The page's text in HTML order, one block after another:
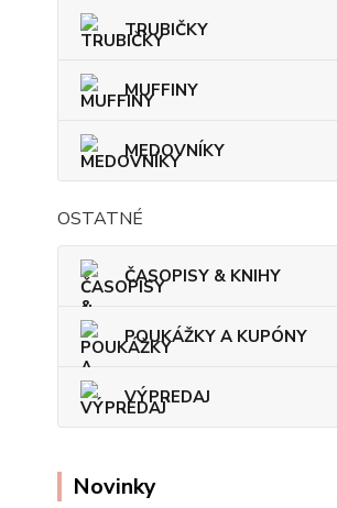
TRUBIČKY
MUFFINY
MEDOVNÍKY
OSTATNÉ
ČASOPISY & KNIHY
POUKÁŽKY A KUPÓNY
VÝPREDAJ
Novinky